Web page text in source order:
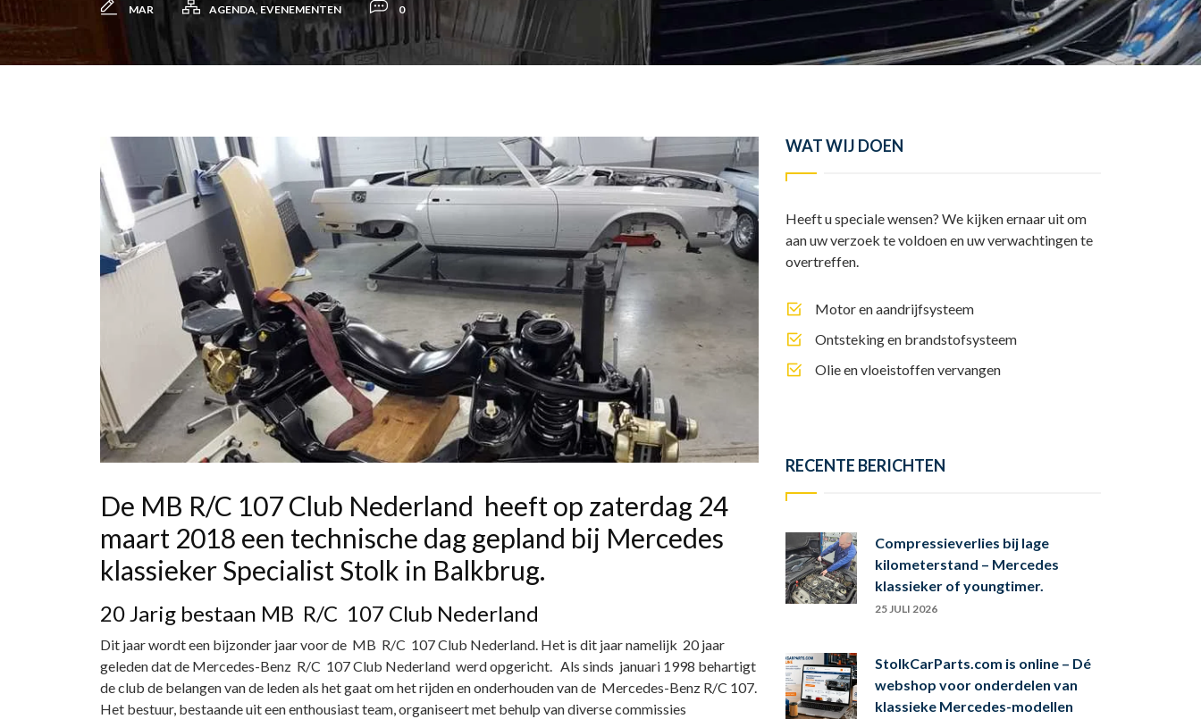
MAR AGENDA, EVENEMENTEN 0
De MB R/C 107 Club Nederland heeft op zaterdag 24
maart 2018 een technische dag gepland bij Mercedes
klassieker Specialist Stolk in Balkbrug.
20 Jarig bestaan MB R/C 107 Club Nederland
Dit jaar wordt een bijzonder jaar voor de MB R/C 107 Club Nederland. Het is dit jaar namelijk 20 jaar
geleden dat de Mercedes-Benz R/C 107 Club Nederland werd opgericht. Als sinds januari 1998 behartigt
de club de belangen van de leden als het gaat om het rijden en onderhouden van de Mercedes-Benz R/C 107.
Het bestuur, bestaande uit een enthousiast team, organiseert met behulp van diverse commissies
WAT WIJ DOEN
Heeft u speciale wensen? We kijken ernaar uit om
aan uw verzoek te voldoen en uw verwachtingen te
overtreffen.
Motor en aandrijfsysteem
Ontsteking en brandstofsysteem
Olie en vloeistoffen vervangen
RECENTE BERICHTEN
Compressieverlies bij lage
kilometerstand – Mercedes
klassieker of youngtimer.
25 JULI 2026
StolkCarParts.com is online – Dé
webshop voor onderdelen van
klassieke Mercedes-modellen
I
n
A
p
L
i
l
e
n